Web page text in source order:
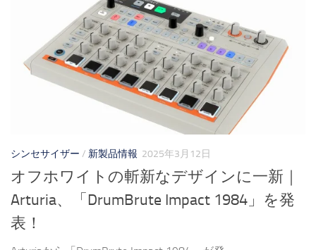
シンセサイザー / 新製品情報 2025年3月12日
オフホワイトの斬新なデザインに一新｜
Arturia、「DrumBrute Impact 1984」を発
表！